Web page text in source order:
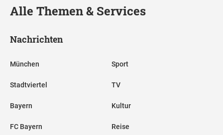
Alle Themen & Services
Nachrichten
München
Stadtviertel
Bayern
FC Bayern
Sport
TV
Kultur
Reise